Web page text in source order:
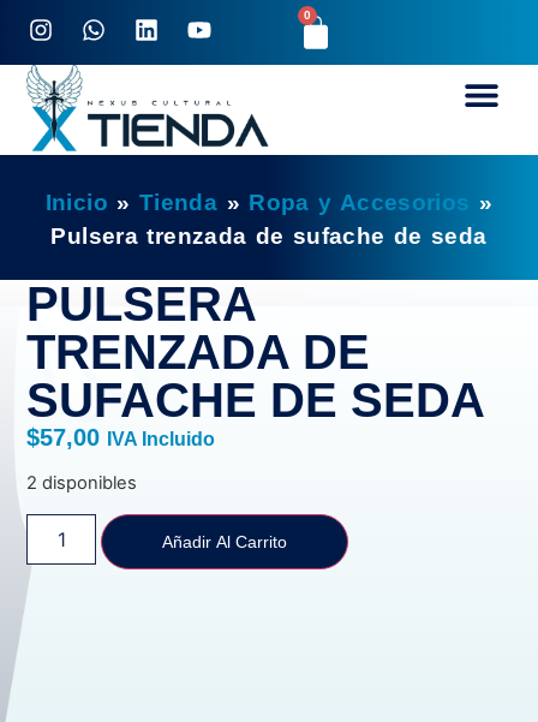
0
Inicio » Tienda » Ropa y Accesorios »
Pulsera trenzada de sufache de seda
PULSERA
TRENZADA DE
SUFACHE DE SEDA
$57,00 IVA Incluido
2 disponibles
Añadir Al Carrito